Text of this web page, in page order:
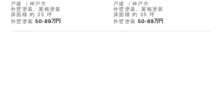
戸建 ｜神戸市
外壁塗装、屋根塗装
床面積 約 25 坪
外壁塗装 50-89万円
戸建 ｜神戸市
外壁塗装、屋根塗装
床面積 約 35 坪
外壁塗装 50-89万円